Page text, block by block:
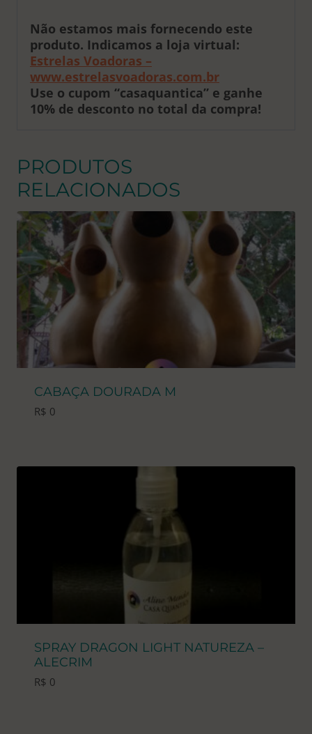
Não estamos mais fornecendo este
produto. Indicamos a loja virtual:
Estrelas Voadoras –
www.estrelasvoadoras.com.br
Use o cupom “casaquantica” e ganhe
10% de desconto no total da compra!
PRODUTOS
RELACIONADOS
CABAÇA DOURADA M
R$ 0
SPRAY DRAGON LIGHT NATUREZA –
ALECRIM
R$ 0